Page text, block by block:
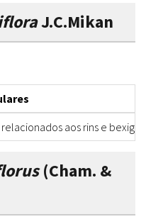
J.C.Mikan
aos rins e bexiga
(Cham. &